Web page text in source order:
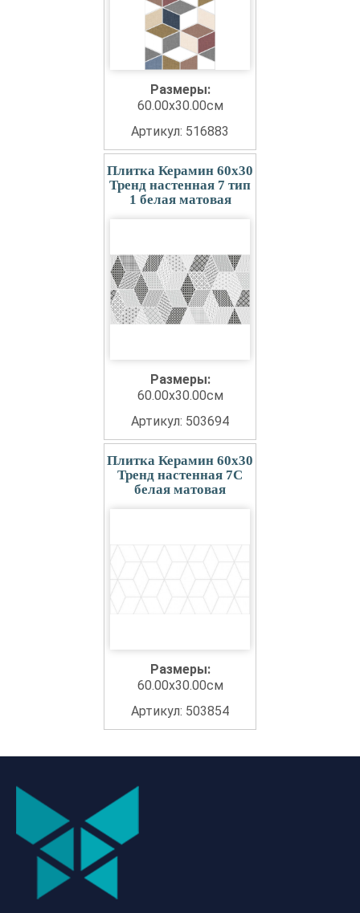
Размеры:
60.00x30.00см
Артикул: 516883
Плитка Керамин 60x30
Тренд настенная 7 тип
1 белая матовая
Размеры:
60.00x30.00см
Артикул: 503694
Плитка Керамин 60x30
Тренд настенная 7С
белая матовая
Размеры:
60.00x30.00см
Артикул: 503854